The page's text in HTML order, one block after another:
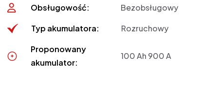
Obsługowość: Bezobsługowy
Typ akumulatora: Rozruchowy
Proponowany
akumulator:
100 Ah 900 A